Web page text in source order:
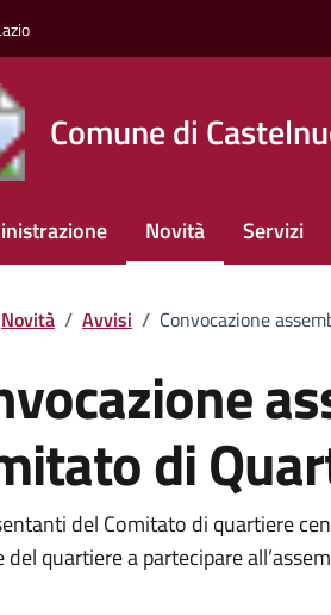
Comune di
Novità Servizi
Novità / Avvisi / Convocazione
di
della
del Comitato di quartiere
quartiere a partecipare